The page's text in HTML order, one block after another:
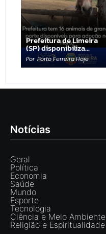
Prefeitura de Limeira
(SP) disponibiliza…
Por Porto Ferreira Hoje
Notícias
Geral
Política
Economia
Saúde
Mundo
Esporte
Tecnologia
Ciência e Meio Ambiente
Religião e Espiritualidade